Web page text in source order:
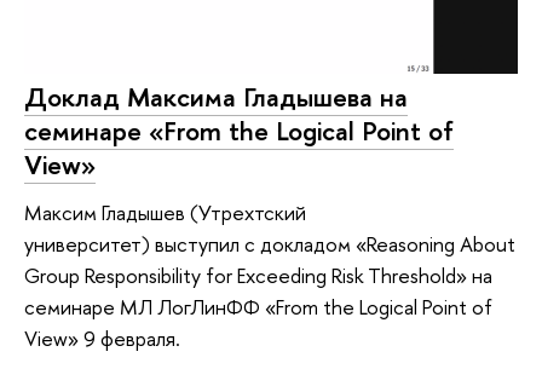
Доклад Максима Гладышева на
семинаре «From the Logical Point of
View»‎
Максим Гладышев (Утрехтский
университет) выступил с докладом «‎Reasoning About
Group Responsibility for Exceeding Risk Threshold» на
семинаре МЛ ЛогЛинФФ «From the Logical Point of
View»‎ 9 февраля.